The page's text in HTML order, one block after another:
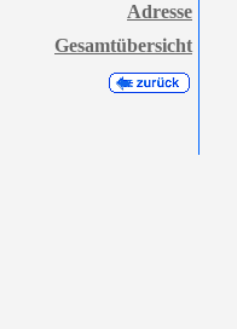
Adresse
Gesamtübersicht